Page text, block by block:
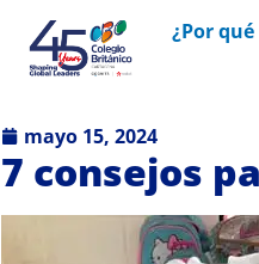
¿Por qué
mayo 15, 2024
7 consejos